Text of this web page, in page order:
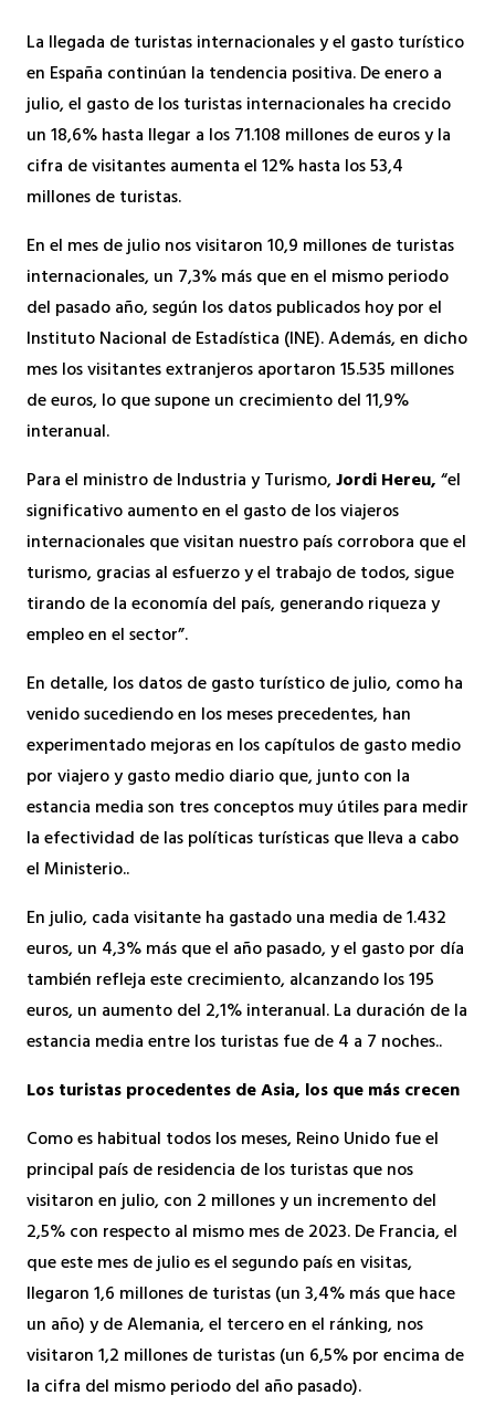
La llegada de turistas internacionales y el gasto turístico
en España continúan la tendencia positiva. De enero a
julio, el gasto de los turistas internacionales ha crecido
un 18,6% hasta llegar a los 71.108 millones de euros y la
cifra de visitantes aumenta el 12% hasta los 53,4
millones de turistas.
En el mes de julio nos visitaron 10,9 millones de turistas
internacionales, un 7,3% más que en el mismo periodo
del pasado año, según los datos publicados hoy por el
Instituto Nacional de Estadística (INE). Además, en dicho
mes los visitantes extranjeros aportaron 15.535 millones
de euros, lo que supone un crecimiento del 11,9%
interanual.
Para el ministro de Industria y Turismo,Jordi Hereu,“el
significativo aumento en el gasto de los viajeros
internacionales que visitan nuestro país corrobora que el
turismo, gracias al esfuerzo y el trabajo de todos, sigue
tirando de la economía del país, generando riqueza y
empleo en el sector”.
En detalle, los datos de gasto turístico de julio, como ha
venido sucediendo en los meses precedentes, han
experimentado mejoras en los capítulos de gasto medio
por viajero y gasto medio diario que, junto con la
estancia media son tres conceptos muy útiles para medir
la efectividad de las políticas turísticas que lleva a cabo
el Ministerio..
En julio, cada visitante ha gastado una media de 1.432
euros, un 4,3% más que el año pasado, y el gasto por día
también refleja este crecimiento, alcanzando los 195
euros, un aumento del 2,1% interanual. La duración de la
estancia media entre los turistas fue de 4 a 7 noches..
Los turistas procedentes de Asia, los que más crecen
Como es habitual todos los meses, Reino Unido fue el
principal país de residencia de los turistas que nos
visitaron en julio, con 2 millones y un incremento del
2,5% con respecto al mismo mes de 2023. De Francia, el
que este mes de julio es el segundo país en visitas,
llegaron 1,6 millones de turistas (un 3,4% más que hace
un año) y de Alemania, el tercero en el ránking, nos
visitaron 1,2 millones de turistas (un 6,5% por encima de
la cifra del mismo periodo del año pasado).